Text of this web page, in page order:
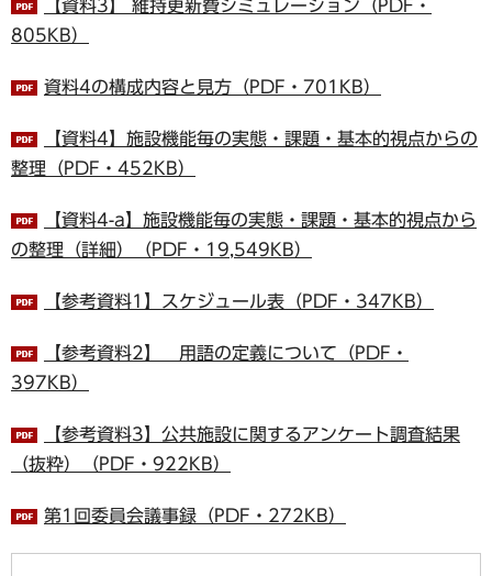
【資料3】 維持更新費シミュレーション（PDF・
805KB）
資料4の構成内容と見方（PDF・701KB）
【資料4】施設機能毎の実態・課題・基本的視点からの
整理（PDF・452KB）
【資料4-a】施設機能毎の実態・課題・基本的視点から
の整理（詳細）（PDF・19,549KB）
【参考資料1】スケジュール表（PDF・347KB）
【参考資料2】 用語の定義について（PDF・
397KB）
【参考資料3】公共施設に関するアンケート調査結果
（抜粋）（PDF・922KB）
第1回委員会議事録（PDF・272KB）